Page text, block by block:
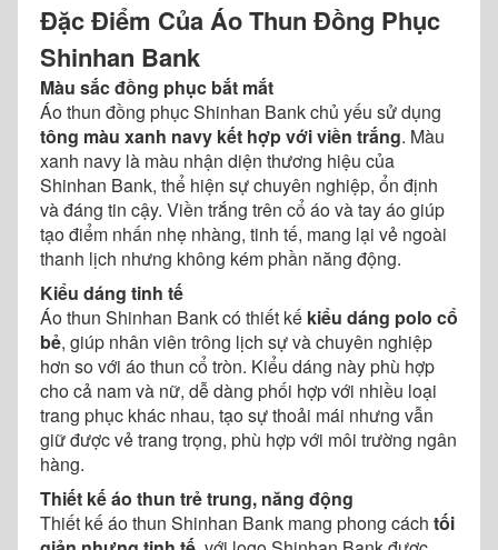
Đặc Điểm Của Áo Thun Đồng Phục
Shinhan Bank
Màu sắc đồng phục bắt mắt
Áo thun đồng phục Shinhan Bank chủ yếu sử dụng
tông màu xanh navy kết hợp với viền trắng. Màu
xanh navy là màu nhận diện thương hiệu của
Shinhan Bank, thể hiện sự chuyên nghiệp, ổn định
và đáng tin cậy. Viền trắng trên cổ áo và tay áo giúp
tạo điểm nhấn nhẹ nhàng, tinh tế, mang lại vẻ ngoài
thanh lịch nhưng không kém phần năng động.
Kiểu dáng tinh tế
Áo thun Shinhan Bank có thiết kế kiểu dáng polo cổ
bẻ, giúp nhân viên trông lịch sự và chuyên nghiệp
hơn so với áo thun cổ tròn. Kiểu dáng này phù hợp
cho cả nam và nữ, dễ dàng phối hợp với nhiều loại
trang phục khác nhau, tạo sự thoải mái nhưng vẫn
giữ được vẻ trang trọng, phù hợp với môi trường ngân
hàng.
Thiết kế áo thun trẻ trung, năng động
Thiết kế áo thun Shinhan Bank mang phong cách tối